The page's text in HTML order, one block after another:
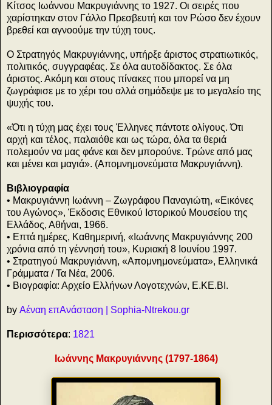
Κίτσος Ιωάννου Μακρυγιάννης το 1927. Οι σειρές που
χαρίστηκαν στον Γάλλο Πρεσβευτή και τον Ρώσο δεν έχουν
βρεθεί και αγνοούμε την τύχη τους.
Ο Στρατηγός Μακρυγιάννης, υπήρξε άριστος στρατιωτικός,
πολιτικός, συγγραφέας. Σε όλα αυτοδίδακτος. Σε όλα
άριστος. Ακόμη και στους πίνακες που μπορεί να μη
ζωγράφισε με το χέρι του αλλά σημάδεψε με το μεγαλείο της
ψυχής του.
«Ότι η τύχη μας έχει τους Έλληνες πάντοτε ολίγους. Ότι
αρχή και τέλος, παλαιόθε και ως τώρα, όλα τα θεριά
πολεμούν να μας φάνε και δεν μπορούνε. Τρώνε από μας
και μένει και μαγιά». (Απομνημονεύματα Μακρυγιάννη).
Βιβλιογραφία
• Μακρυγιάννη Ιωάννη – Ζωγράφου Παναγιώτη, «Εικόνες
του Αγώνος», Έκδοσις Εθνικού Ιστορικού Μουσείου της
Ελλάδος, Αθήναι, 1966.
• Επτά ημέρες, Καθημερινή, «Ιωάννης Μακρυγιάννης 200
χρόνια από τη γέννησή του», Κυριακή 8 Ιουνίου 1997.
• Στρατηγού Μακρυγιάννη, «Aπομνημονεύματα», Ελληνικά
Γράμματα / Τα Νέα, 2006.
• Βιογραφία: Αρχείο Ελλήνων Λογοτεχνών, Ε.ΚΕ.ΒΙ.
by Αέναη επΑνάσταση | Sophia-Ntrekou.gr
Περισσότερα: 1821
Ιωάννης Μακρυγιάννης (1797-1864)